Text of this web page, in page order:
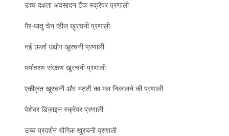
उच्च दक्षता अवसादन टैंक स्क्रेपर प्रणाली
गैर-धातु चेन व्हील खुरचनी प्रणाली
नई ऊर्जा उद्योग खुरचनी प्रणाली
पर्यावरण संरक्षण खुरचनी प्रणाली
एकीकृत खुरचनी और भट्टी का मल निकालने की प्रणाली
पेशेवर डिज़ाइन स्क्रेपर प्रणाली
उच्च प्रदर्शन यौगिक खुरचनी प्रणाली